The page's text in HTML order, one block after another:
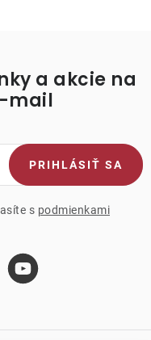
a akcie na
mail
s podmienkami
PRIHLÁSIŤ SA